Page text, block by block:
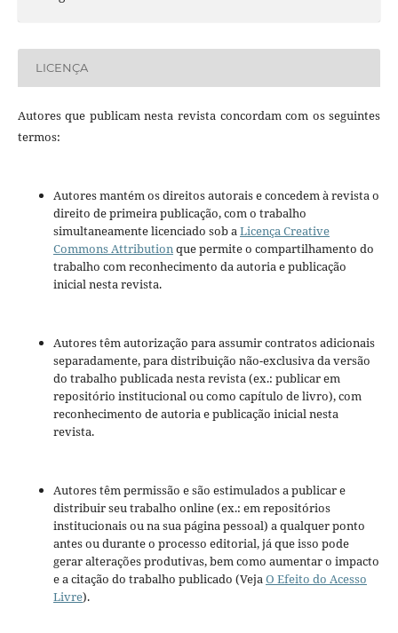
LICENÇA
Autores que publicam nesta revista concordam com os seguintes
termos:
Autores mantém os direitos autorais e concedem à revista o
direito de primeira publicação, com o trabalho
simultaneamente licenciado sob aLicença Creative
Commons Attributionque permite o compartilhamento do
trabalho com reconhecimento da autoria e publicação
inicial nesta revista.
Autores têm autorização para assumir contratos adicionais
separadamente, para distribuição não-exclusiva da versão
do trabalho publicada nesta revista (ex.: publicar em
repositório institucional ou como capítulo de livro), com
reconhecimento de autoria e publicação inicial nesta
revista.
Autores têm permissão e são estimulados a publicar e
distribuir seu trabalho online (ex.: em repositórios
institucionais ou na sua página pessoal) a qualquer ponto
antes ou durante o processo editorial, já que isso pode
gerar alterações produtivas, bem como aumentar o impacto
e a citação do trabalho publicado (VejaO Efeito do Acesso
Livre).